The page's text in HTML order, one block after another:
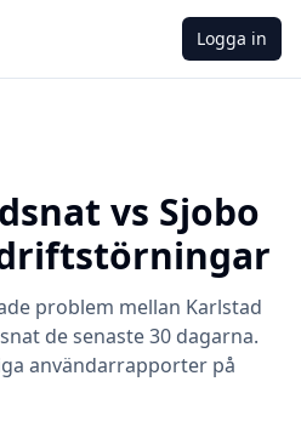
Logga in
vs Sjobo
problem mellan Karlstad
de senaste 30 dagarna.
användarrapporter på